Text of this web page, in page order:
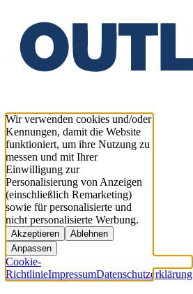
Wir verwenden cookies und/oder
Kennungen, damit die Website
funktioniert, um ihre Nutzung zu
messen und mit Ihrer
Einwilligung zur
Personalisierung von Anzeigen
(einschließlich Remarketing)
sowie für personalisierte und
nicht personalisierte Werbung.
Akzeptieren
Ablehnen
Anpassen
Cookie-
RichtlinieImpressumDatenschutzerklärung